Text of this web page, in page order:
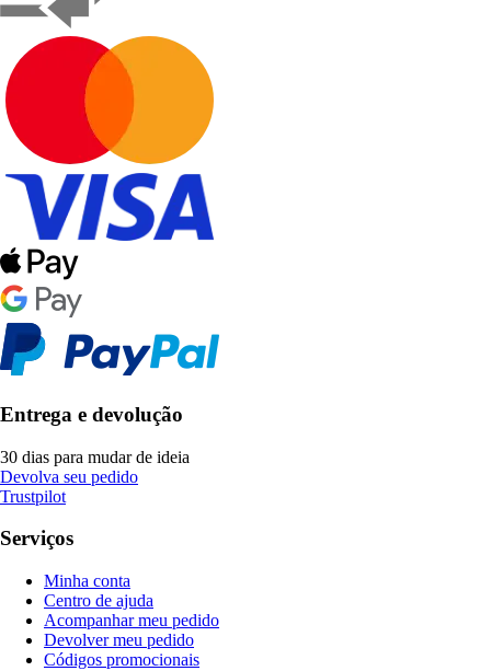
Entrega e devolução
30 dias para mudar de ideia
Devolva seu pedido
Trustpilot
Serviços
Minha conta
Centro de ajuda
Acompanhar meu pedido
Devolver meu pedido
Códigos promocionais